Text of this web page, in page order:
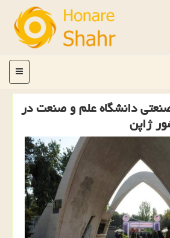
منو
طرح صنعتی دانشگاه علم و صنعت در
ژاپن